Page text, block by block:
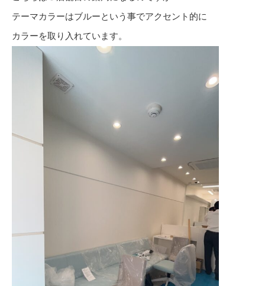
テーマカラーはブルーという事でアクセント的に
カラーを取り入れています。